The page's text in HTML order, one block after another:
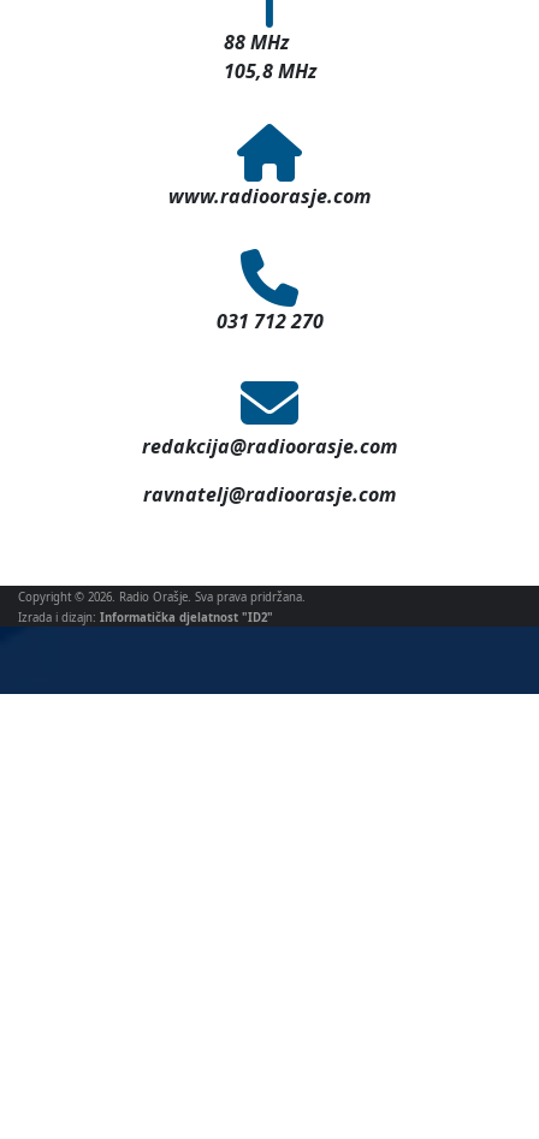
88 MHz
105,8 MHz
www.radioorasje.com
031 712 270
redakcija@radioorasje.com
ravnatelj@radioorasje.com
Copyright © 2026. Radio Orašje. Sva prava pridržana.
Izrada i dizajn: Informatička djelatnost "ID2"